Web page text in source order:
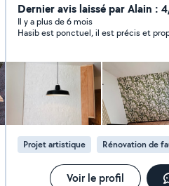
experience rest a votre
Dernier avis laissé par Alain :
Il y a plus de 6 mois
Hasib est ponctuel, il est précis et
Projet artistique Rénovation de
Voir le profil